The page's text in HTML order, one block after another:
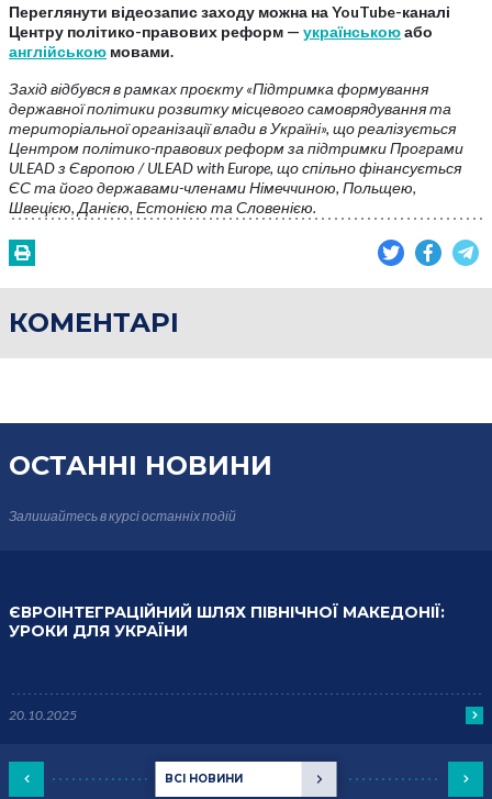
Переглянути відеозапис заходу можна на YouTube-каналі
Центру політико-правових реформ — українськоюабо
англійською мовами.
Захід відбувся в рамках проєкту «Підтримка формування
державної політики розвитку місцевого самоврядування та
територіальної організації влади в Україні», що реалізується
Центром політико-правових реформ за підтримки Програми
ULEAD з Європою / ULEAD with Europe, що спільно фінансується
ЄС та його державами-членами Німеччиною, Польщею,
Швецією, Данією, Естонією та Словенією.
КОМЕНТАРІ
ОСТАННІ НОВИНИ
Залишайтесь в курсіостанніх подій
ВСІ НОВИНИ
ЄВРОІНТЕГРАЦІЙНИЙ ШЛЯХ ПІВНІЧНОЇ МАКЕДОНІЇ:
УРОКИ ДЛЯ УКРАЇНИ
20.10.2025